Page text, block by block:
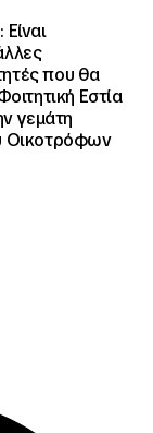
που θα
Εστία
γεμάτη
Οικοτρόφων